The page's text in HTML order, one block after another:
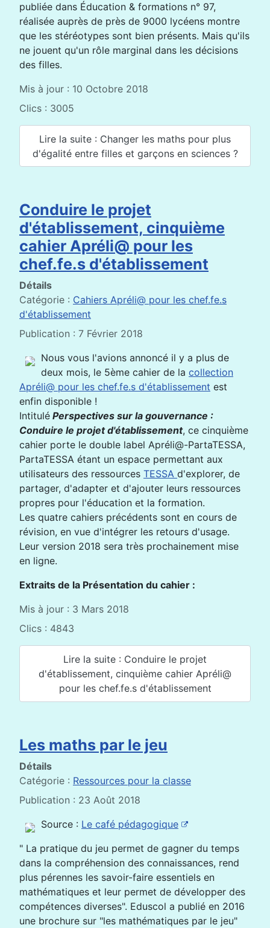
publiée dans Éducation & formations n° 97,
réalisée auprès de près de 9000 lycéens montre
que les stéréotypes sont bien présents. Mais qu'ils
ne jouent qu'un rôle marginal dans les décisions
des filles.
Mis à jour : 10 Octobre 2018
Clics : 3005
Lire la suite : Changer les maths pour plus
d'égalité entre filles et garçons en sciences ?
Conduire le projet
d'établissement, cinquième
cahier Apréli@ pour les
chef.fe.s d'établissement
Détails
Catégorie : Cahiers Apréli@ pour les chef.fe.s
d'établissement
Publication : 7 Février 2018
Nous vous l'avions annoncé il y a plus de
deux mois, le 5ème cahier de la collection
Apréli@ pour les chef.fe.s d'établissement est
enfin disponible !
Intitulé Perspectives sur la gouvernance :
Conduire le projet d'établissement, ce cinquième
cahier porte le double label Apréli@-PartaTESSA,
PartaTESSA étant un espace permettant aux
utilisateurs des ressources TESSA d'explorer, de
partager, d'adapter et d'ajouter leurs ressources
propres pour l'éducation et la formation.
Les quatre cahiers précédents sont en cours de
révision, en vue d'intégrer les retours d'usage.
Leur version 2018 sera très prochainement mise
en ligne.
Extraits de la Présentation du cahier :
Mis à jour : 3 Mars 2018
Clics : 4843
Lire la suite : Conduire le projet
d'établissement, cinquième cahier Apréli@
pour les chef.fe.s d'établissement
Les maths par le jeu
Détails
Catégorie : Ressources pour la classe
Publication : 23 Août 2018
Source : Le café pédagogique
" La pratique du jeu permet de gagner du temps
dans la compréhension des connaissances, rend
plus pérennes les savoir-faire essentiels en
mathématiques et leur permet de développer des
compétences diverses". Eduscol a publié en 2016
une brochure sur "les mathématiques par le jeu"